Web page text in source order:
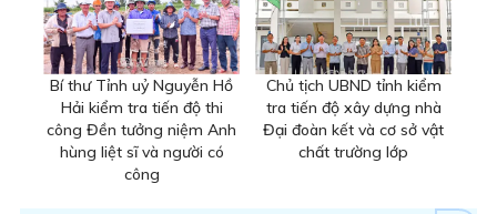
Bí thư Tỉnh uỷ Nguyễn Hồ
Hải kiểm tra tiến độ thi
công Đền tưởng niệm Anh
hùng liệt sĩ và người có
công
Chủ tịch UBND tỉnh kiểm
tra tiến độ xây dựng nhà
Đại đoàn kết và cơ sở vật
chất trường lớp